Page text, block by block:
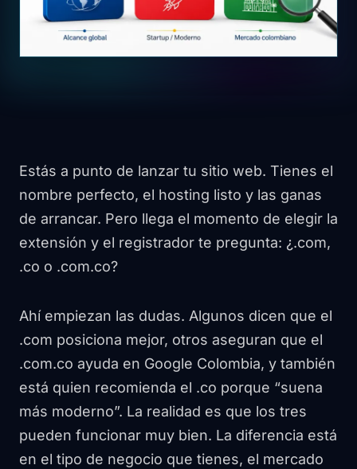
Estás a punto de lanzar tu sitio web. Tienes el
nombre perfecto, el hosting listo y las ganas
de arrancar. Pero llega el momento de elegir la
extensión y el registrador te pregunta: ¿.com,
.co o .com.co?
Ahí empiezan las dudas. Algunos dicen que el
.com posiciona mejor, otros aseguran que el
.com.co ayuda en Google Colombia, y también
está quien recomienda el .co porque “suena
más moderno”. La realidad es que los tres
pueden funcionar muy bien. La diferencia está
en el tipo de negocio que tienes, el mercado